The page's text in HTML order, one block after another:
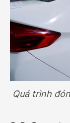
Quá trình